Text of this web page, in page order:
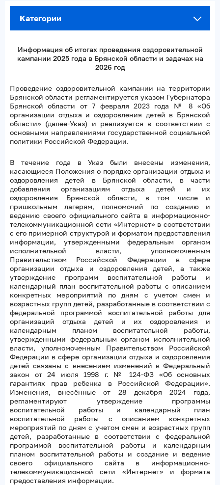
Категории
Информация об итогах проведения оздоровительной
кампании 2025 года в Брянской области и задачах на
2026 год
Проведение оздоровительной кампании на территории
Брянской области регламентируется указом Губернатора
Брянской области от 7 февраля 2023 года № 8 «Об
организации отдыха и оздоровления детей в Брянской
области» (далее-Указ) и реализуется в соответствии с
основными направлениями государственной социальной
политики Российской Федерации.
В течение года в Указ были внесены изменения,
касающиеся Положения о порядке организации отдыха и
оздоровления детей в Брянской области, в части
добавления организациям отдыха детей и их
оздоровления Брянской области, в том числе и
пришкольным лагерям, полномочий по созданию и
ведению своего официального сайта в информационно-
телекоммуникационной сети «Интернет» в соответствии
с его примерной структурой и форматом предоставления
информации, утвержденными федеральным органом
исполнительной власти, уполномоченным
Правительством Российской Федерации в сфере
организации отдыха и оздоровления детей, а также
утверждение программ воспитательной работы и
календарный план воспитательной работы с описанием
конкретных мероприятий по дням с учетом смен и
возрастных групп детей, разработанные в соответствии с
федеральной программой воспитательной работы для
организаций отдыха детей и их оздоровления и
календарным планом воспитательной работы,
утвержденными федеральным органом исполнительной
власти, уполномоченным Правительством Российской
Федерации в сфере организации отдыха и оздоровления
детей связаны с внесением изменений в Федеральный
закон от 24 июля 1998 г. № 124-ФЗ «Об основных
гарантиях прав ребенка в Российской Федерации».
Изменения, внесённые от 28 декабря 2024 года,
регламентируют утверждение программы
воспитательной работы и календарный план
воспитательной работы с описанием конкретных
мероприятий по дням с учетом смен и возрастных групп
детей, разработанные в соответствии с федеральной
программой воспитательной работы и календарным
планом воспитательной работы и создание и ведение
своего официального сайта в информационно-
телекоммуникационной сети «Интернет» и формата
предоставления информации.